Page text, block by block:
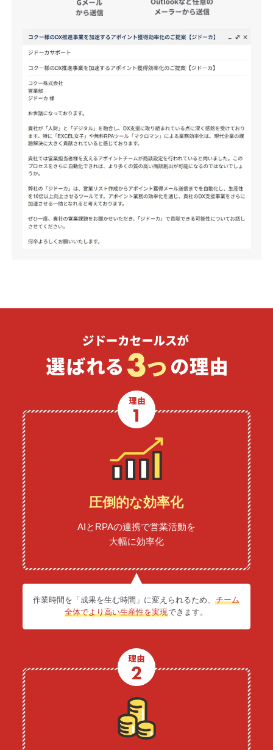
圧倒的な効率化
AIとRPAの連携で営業活動を
大幅に効率化
作業時間を「成果を生む時間」に変えられるため、チーム
全体でより高い生産性を実現できます。